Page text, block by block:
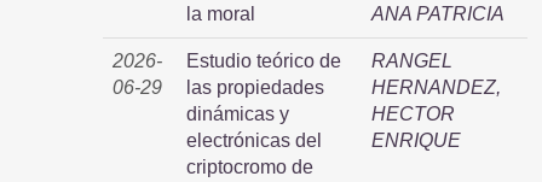
la moral
ANA PATRICIA
2026-
06-29
Estudio teórico de
las propiedades
dinámicas y
electrónicas del
criptocromo de
RANGEL
HERNANDEZ,
HECTOR
ENRIQUE